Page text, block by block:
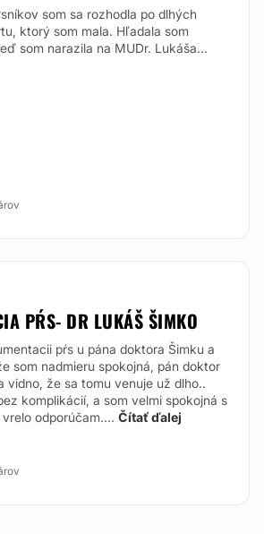
som sa rozhodla po dlhých
ktorý som mala. Hľadala som
som narazila na MUDr. Lukáša...
PŔS- DR LUKÁŠ ŠIMKO
pŕs u pána doktora Šimku a
som nadmieru spokojná, pán doktor
vidno, že sa tomu venuje už dlho..
komplikácií, a som velmi spokojná s
odporúčam.... Čítať ďalej